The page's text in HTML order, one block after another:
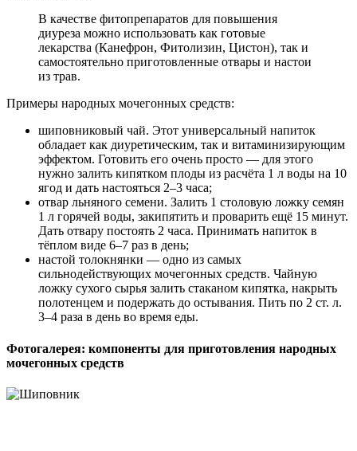
В качестве фитопрепаратов для повышения
диуреза можно использовать как готовые
лекарства (Канефрон, Фитолизин, Цистон), так и
самостоятельно приготовленные отвары и настои
из трав.
Примеры народных мочегонных средств:
шиповниковый чай. Этот универсальный напиток
обладает как диуретическим, так и витаминизирующим
эффектом. Готовить его очень просто — для этого
нужно залить кипятком плоды из расчёта 1 л воды на 10
ягод и дать настояться 2–3 часа;
отвар льняного семени. Залить 1 столовую ложку семян
1 л горячей воды, закипятить и проварить ещё 15 минут.
Дать отвару постоять 2 часа. Принимать напиток в
тёплом виде 6–7 раз в день;
настой толокнянки — одно из самых
сильнодействующих мочегонных средств. Чайную
ложку сухого сырья залить стаканом кипятка, накрыть
полотенцем и подержать до остывания. Пить по 2 ст. л.
3–4 раза в день во время еды.
Фотогалерея: компоненты для приготовления народных
мочегонных средств